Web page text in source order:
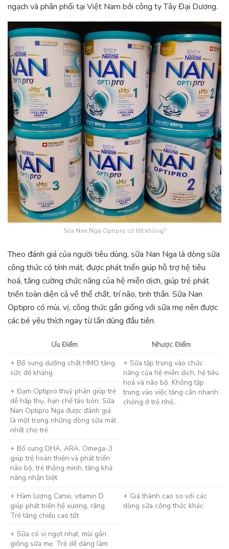
ngạch và phân phối tại Việt Nam bởi công ty Tây Đại Dương.
Sữa Nan Nga Optipro có tốt không?
Theo đánh giá của người tiêu dùng, sữa Nan Nga là dòng sữa
công thức có tính mát, được phát triển giúp hỗ trợ hệ tiêu
hoá, tăng cường chức năng của hệ miễn dịch, giúp trẻ phát
triền toàn diện cả về thể chất, trí não, tinh thần. Sữa Nan
Optipro có mùi, vị, công thức gần giống với sữa mẹ nên được
các bé yêu thích ngay từ lần dùng đầu tiên.
Ưu Điểm
Nhược Điểm
+ Bổ sung dưỡng chất HMO tăng
sức đề kháng
+ Sữa tập trung vào chức
năng của hệ miễn dịch, hệ tiêu
hoá và não bộ. Không tập
trung vào việc tăng cân nhanh
chóng ở trẻ nhỏ..
+ Đạm Optipro thuỷ phân giúp trẻ
dễ hấp thụ, hạn chế táo bón. Sữa
Nan Optipro Nga được đánh giá
là một trong những dòng sữa mát
nhất cho trẻ.
+ Bổ sung DHA, ARA, Omega-3
giúp trẻ hoàn thiện và phát triển
não bộ, trẻ thông minh, tăng khả
năng nhận biệt
+ Hàm lượng Canxi, vitamin D
giúp phát triển hệ xương, răng.
Trẻ tăng chiều cao tốt
+ Giá thành cao so với các
dòng sữa công thức khác
+ Sữa có vị ngọt nhạt, mùi gần
giống sữa mẹ. Trẻ dễ dàng làm